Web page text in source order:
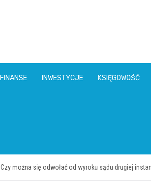
FINANSE INWESTYCJE KSIĘGOWOŚĆ
Czy można się odwołać od wyroku sądu drugiej